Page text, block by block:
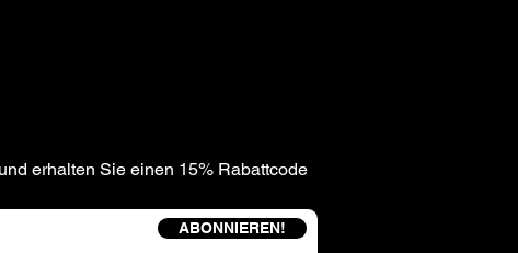
erhalten Sie einen 15% Rabattcode
ABONNIEREN!